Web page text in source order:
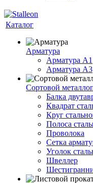
Каталог
Арматура
Арматура A1
Арматура А3
Сортовой
Балка
Квадрат
Круг
Полоса
Проволока
Сетка
Уголок
Швеллер